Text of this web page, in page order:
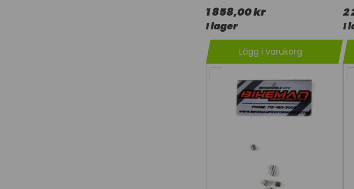
1 858,00 kr
I lager
Lägg i varukorg
2
I